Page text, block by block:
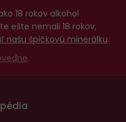
18 rokov alkohol
ešte nemali 18 rokov,
našu špičkovú minerálku.
.